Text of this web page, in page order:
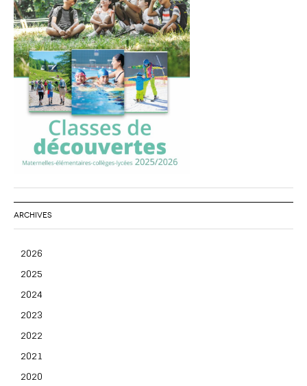
ARCHIVES
2026
2025
2024
2023
2022
2021
2020